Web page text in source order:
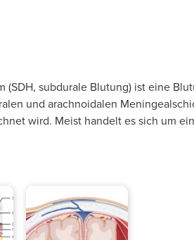
(SDH, subdurale Blutung) ist eine
und arachnoidalen
wird. Meist handelt es sich um